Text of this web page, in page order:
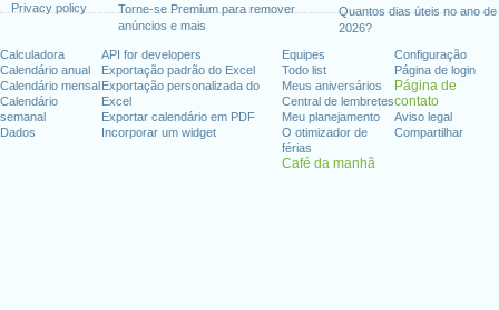
Privacy policy
Torne-se Premium para remover
anúncios e mais
Quantos dias úteis no ano de
2026?
Calculadora
Calendário anual
Calendário mensal
Calendário
semanal
Dados
API for developers
Exportação padrão do Excel
Exportação personalizada do
Excel
Exportar calendário em PDF
Incorporar um widget
Equipes
Todo list
Meus aniversários
Central de lembretes
Meu planejamento
O otimizador de
férias
Café da manhã
Configuração
Página de login
Página de
contato
Aviso legal
Compartilhar